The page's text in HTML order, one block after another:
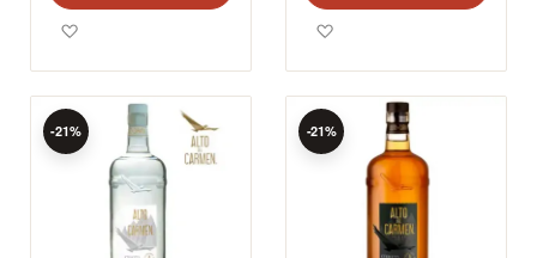
-21% -21%